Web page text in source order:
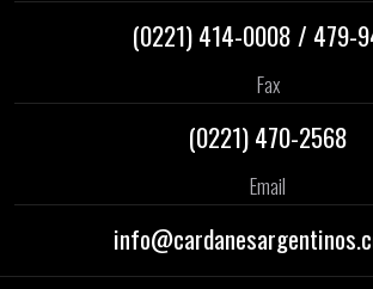
(0221)414-0008/ 479-
Fax
(0221) 470-2568
Email